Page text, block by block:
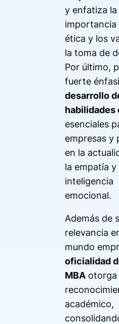
y enfatiza la
importancia
ética y los
la toma de
Por último,
fuerte
desarrollo
esenciales
empresas y
en la
la empatía y
inteligencia
emocional.
Además de
relevancia
mundo
oficialidad
MBA otorga
académico,